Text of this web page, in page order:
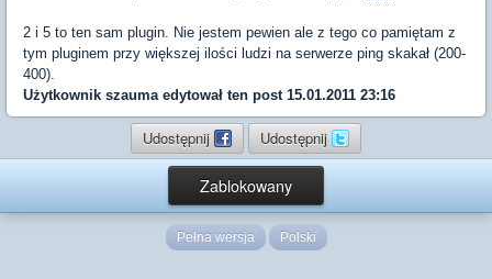
2 i 5 to ten sam plugin. Nie jestem pewien ale z tego co pamiętam z
tym pluginem przy większej ilości ludzi na serwerze ping skakał (200-
400).
Użytkownik szaumaedytował ten post 15.01.2011 23:16
Udostępnij Udostępnij
Zablokowany
Pełna wersja Polski